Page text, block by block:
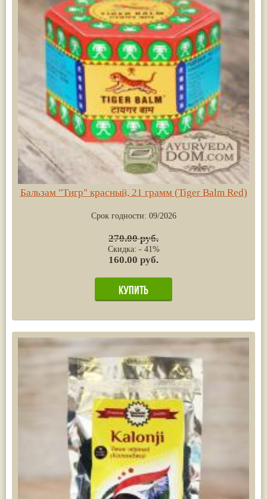
Бальзам "Тигр" красный, 21 грамм (Tiger Balm Red)
Срок годности: 09/2026
270.00 руб.
Скидка: - 41%
160.00 руб.